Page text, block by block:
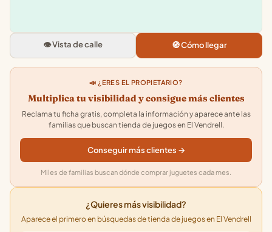
Carrer de Sant Magi, 16, 43700
Vendrell, Tarragona
· 42
👁️ Vista de calle 🧭 Cómo llegar
📣 ¿ERES EL PROPIETARIO?
Multiplica tu visibilidad y consigue más clientes
Reclama tu ficha gratis, completa la información y aparece ante las
familias que buscan tienda de juegos en El Vendrell.
Conseguir más clientes →
Miles de familias buscan dónde comprar juguetes cada mes.
¿Quieres más visibilidad?
Aparece el primero en búsquedas de tienda de juegos en El Vendrell